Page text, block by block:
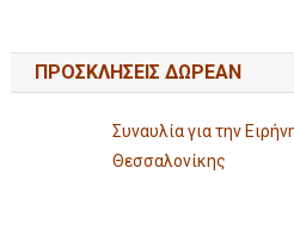
ΠΡΟΣΚΛΗΣΕΙΣ ΔΩΡΕΑΝ
Συναυλία για την
Θεσσαλονίκης